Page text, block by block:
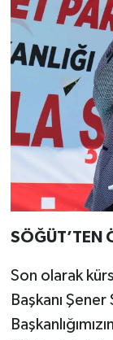
SÖĞÜT’TEN
Son olarak
Başkanı